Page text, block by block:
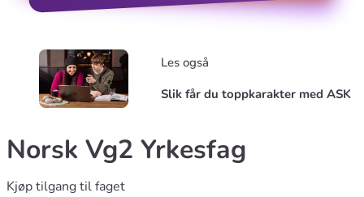
Les også
Slik får du toppkarakter med ASK
Norsk Vg2 Yrkesfag
Kjøp tilgang til faget